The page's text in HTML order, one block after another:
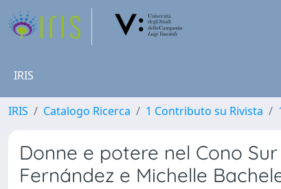
IRIS
IRIS Catalogo Ricerca 1 Contributo su Rivista
Donne e potere nel Cono
Fernández e Michelle